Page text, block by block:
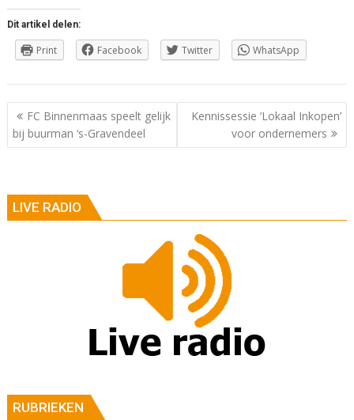
Dit artikel delen:
Print Facebook Twitter WhatsApp
Berichtnavigatie
FC Binnenmaas speelt gelijk
bij buurman ‘s-Gravendeel
Kennissessie ‘Lokaal Inkopen’
voor ondernemers
LIVE RADIO
RUBRIEKEN